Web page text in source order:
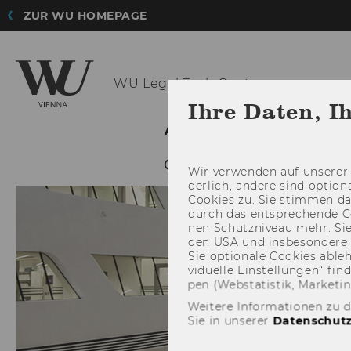
ZUR WU HOMEPAGE
WU LegalTech Center
AKTUELLES
Ihre Daten,
Wir ver­wen­den auf
der­lich, an­de­re sind
Coo­kies zu. Sie stim­men
durch das ent­spre­chen­de
nen Schutz­ni­veau mehr.
den USA und
Sie op­tio­na­le Coo­kies
vi­du­el­le Ein­stel­lun­gen“
pen (Web­sta­tis­tik,
Weitere Informationen zu
Sie in unserer